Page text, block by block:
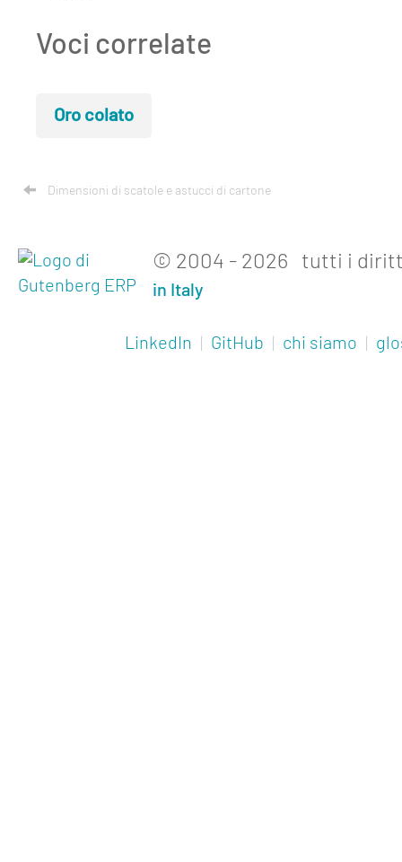
Voci correlate
Oro colato
Dimensioni di scatole e astucci di cartone
© 2004 - 2026 tutti i
in Italy
LinkedIn GitHub chi siamo